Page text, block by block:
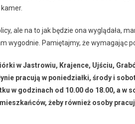
ale na to jak będzie ona wyglądała,
wygodnie. Pamiętajmy, że wymagając
w Jastrowiu, Krajence, Ujściu,
pracują w poniedziałki, środy i
w godzinach od 10.00 do 18.00, a w
żeby również osoby